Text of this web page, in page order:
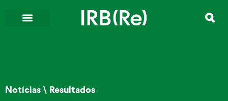
Notícias \ Resultados